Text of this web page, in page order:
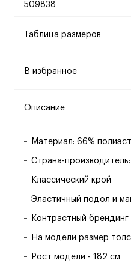
509838
Таблица размеров
В избранное
Описание
Материал: 66%
Страна-
Классический крой
Эластичный подол и
Контрастный брендинг
На модели размер
Рост модели - 182 см